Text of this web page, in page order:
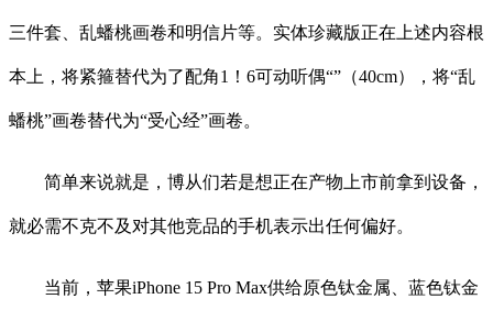
三件套、乱蟠桃画卷和明信片等。实体珍藏版正在上述内容根
本上，将紧箍替代为了配角1！6可动听偶“”（40cm），将“乱
蟠桃”画卷替代为“受心经”画卷。
简单来说就是，博从们若是想正在产物上市前拿到设备，
就必需不克不及对其他竞品的手机表示出任何偏好。
当前，苹果iPhone 15 Pro Max供给原色钛金属、蓝色钛金